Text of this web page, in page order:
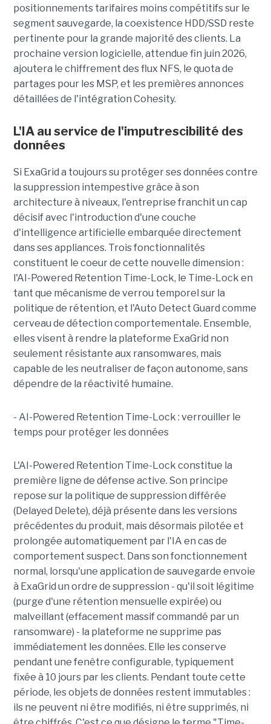
positionnements tarifaires moins compétitifs sur le
segment sauvegarde, la coexistence HDD/SSD reste
pertinente pour la grande majorité des clients. La
prochaine version logicielle, attendue fin juin 2026,
ajoutera le chiffrement des flux NFS, le quota de
partages pour les MSP, et les premières annonces
détaillées de l'intégration Cohesity.
L'IA au service de l'imputrescibilité des
données
Si ExaGrid a toujours su protéger ses données contre
la suppression intempestive grâce à son
architecture à niveaux, l'entreprise franchit un cap
décisif avec l'introduction d'une couche
d'intelligence artificielle embarquée directement
dans ses appliances. Trois fonctionnalités
constituent le coeur de cette nouvelle dimension :
l'AI-Powered Retention Time-Lock, le Time-Lock en
tant que mécanisme de verrou temporel sur la
politique de rétention, et l'Auto Detect Guard comme
cerveau de détection comportementale. Ensemble,
elles visent à rendre la plateforme ExaGrid non
seulement résistante aux ransomwares, mais
capable de les neutraliser de façon autonome, sans
dépendre de la réactivité humaine.
- AI-Powered Retention Time-Lock : verrouiller le
temps pour protéger les données
L'AI-Powered Retention Time-Lock constitue la
première ligne de défense active. Son principe
repose sur la politique de suppression différée
(Delayed Delete), déjà présente dans les versions
précédentes du produit, mais désormais pilotée et
prolongée automatiquement par l'IA en cas de
comportement suspect. Dans son fonctionnement
normal, lorsqu'une application de sauvegarde envoie
à ExaGrid un ordre de suppression - qu'il soit légitime
(purge d'une rétention mensuelle expirée) ou
malveillant (effacement massif commandé par un
ransomware) - la plateforme ne supprime pas
immédiatement les données. Elle les conserve
pendant une fenêtre configurable, typiquement
fixée à 10 jours par les clients. Pendant toute cette
période, les objets de données restent immutables :
ils ne peuvent ni être modifiés, ni être supprimés, ni